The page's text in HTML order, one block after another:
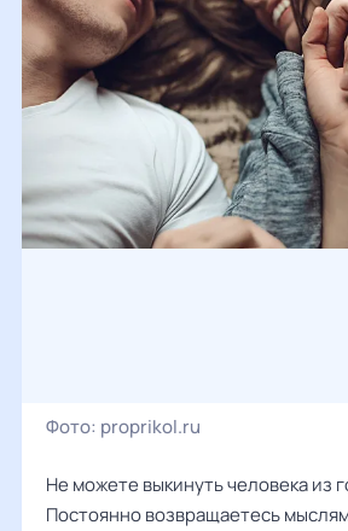
Фото: proprikol.ru
Не можете выкинуть человека из
Постоянно возвращаетесь